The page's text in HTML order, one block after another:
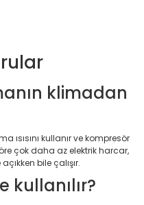
klimadan
kullanır ve kompresör
çok daha az elektrik harcar,
bile çalışır.
kullanılır?